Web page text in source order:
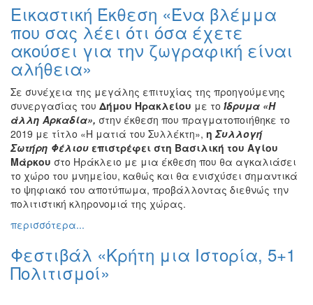
Διαλέξεις-
Ομιλίες
Διάφορες
Εκθέσεις
Εκδηλώσεις
για
Παιδιά
Άλλες
Εκδηλώσεις
ΤΟΠΟΣ
ΔΗΜΟΣ
Εικαστική Έκθεση «Ένα βλέμμα
που σας λέει ότι όσα έχετε
ακούσει για την ζωγραφική είναι
αλήθεια»
Σε συνέχεια της μεγάλης επιτυχίας της προηγούμενης
συνεργασίας του Δήμου Ηρακλείου με το Ίδρυμα «Η
άλλη Αρκαδία», στην έκθεση που πραγματοποιήθηκε το
2019 με τίτλο «Η ματιά του Συλλέκτη», η Συλλογή
Σωτήρη Φέλιου επιστρέφει στη Βασιλική του Αγίου
Μάρκου στο Ηράκλειο με μια έκθεση που θα αγκαλιάσει
το χώρο του μνημείου, καθώς και θα ενισχύσει σημαντικά
το ψηφιακό του αποτύπωμα, προβάλλοντας διεθνώς την
πολιτιστική κληρονομιά της χώρας.
περισσότερα...
Φεστιβάλ «Κρήτη μια Ιστορία, 5+1
Πολιτισμοί»